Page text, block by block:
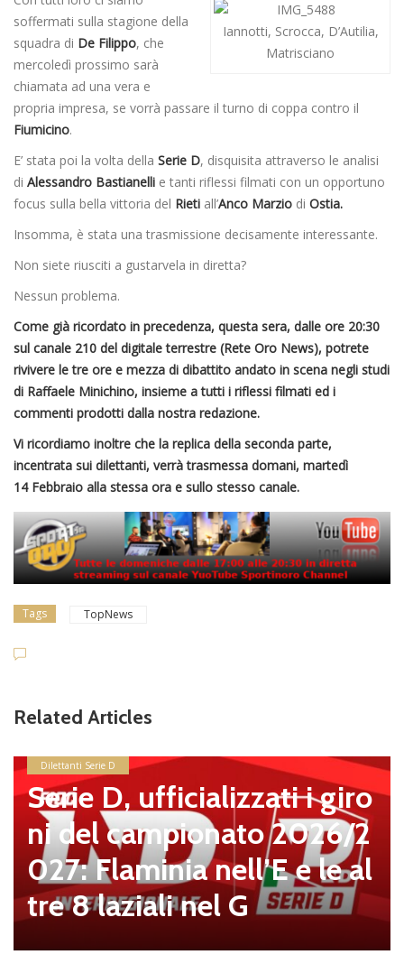
Iannotti, Scrocca, D’Autilia,
Matrisciano
soffermati sulla stagione della
squadra di De Filippo, che
mercoledì prossimo sarà
chiamata ad una vera e
propria impresa, se vorrà passare il turno di coppa contro il
Fiumicino.
E’ stata poi la volta della Serie D, disquisita attraverso le analisi
di Alessandro Bastianelli e tanti riflessi filmati con un opportuno
focus sulla bella vittoria del Rieti all’Anco Marzio di Ostia.
Insomma, è stata una trasmissione decisamente interessante.
Non siete riusciti a gustarvela in diretta?
Nessun problema.
Come già ricordato in precedenza, questa sera, dalle ore 20:30
sul canale 210 del digitale terrestre (Rete Oro News), potrete
rivivere le tre ore e mezza di dibattito andato in scena negli studi
di Raffaele Minichino, insieme a tutti i riflessi filmati ed i
commenti prodotti dalla nostra redazione.
Vi ricordiamo inoltre che la replica della seconda parte,
incentrata sui dilettanti, verrà trasmessa domani, martedì
14 Febbraio alla stessa ora e sullo stesso canale.
Tags TopNews
Related Articles
Dilettanti Serie D
Serie D, ufficializzati i giro
ni del campionato 2026/2
027: Flaminia nell’E e le al
tre 8 laziali nel G